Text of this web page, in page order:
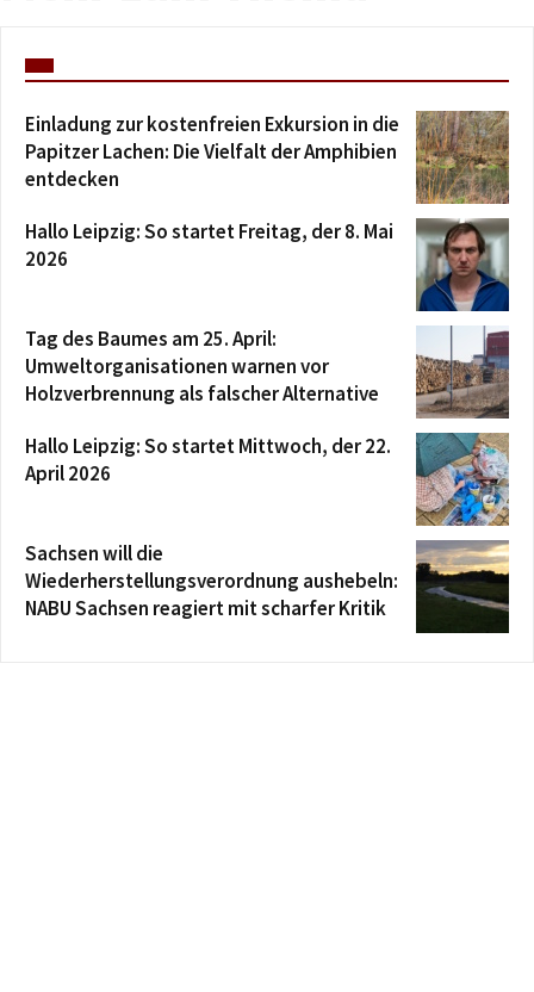
Einladung zur kostenfreien Exkursion in die
Papitzer Lachen: Die Vielfalt der Amphibien
entdecken
Hallo Leipzig: So startet Freitag, der 8. Mai
2026
Tag des Baumes am 25. April:
Umweltorganisationen warnen vor
Holzverbrennung als falscher Alternative
Hallo Leipzig: So startet Mittwoch, der 22.
April 2026
Sachsen will die
Wiederherstellungsverordnung aushebeln:
NABU Sachsen reagiert mit scharfer Kritik